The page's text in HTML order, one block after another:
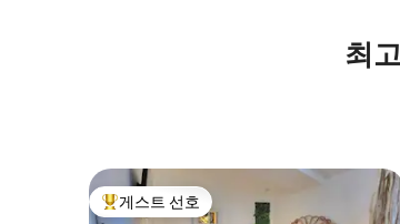
최
상위 게스트 선호
게스트 선호